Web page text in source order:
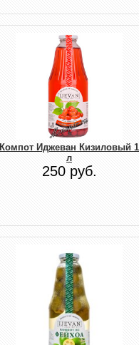
Компот Иджеван Кизиловый 1
л
250 руб.